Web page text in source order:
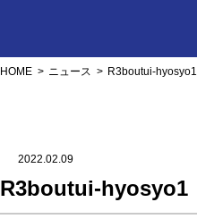
HOME ニュース R3boutui-hyosyo1
2022.02.09
R3boutui-hyosyo1